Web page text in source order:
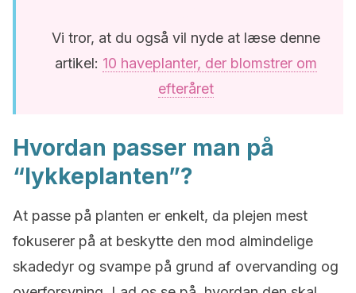
Vi tror, at du også vil nyde at læse denne
artikel: 10 haveplanter, der blomstrer om
efteråret
Hvordan passer man på
“lykkeplanten”?
At passe på planten er enkelt, da plejen mest
fokuserer på at beskytte den mod almindelige
skadedyr og svampe på grund af overvanding og